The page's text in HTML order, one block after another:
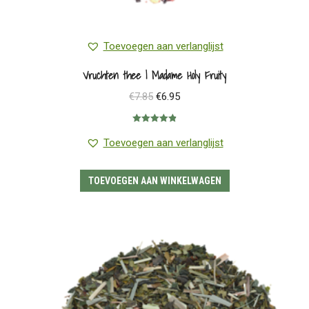
Toevoegen aan verlanglijst
Vruchten thee | Madame Holy Fruity
€7.85 Oorspronkelijke
prijs
€7.85.
€6.95Huidige
€6.95.
4.88uit 5
Toevoegen aan verlanglijst
TOEVOEGEN AAN WINKELWAGEN